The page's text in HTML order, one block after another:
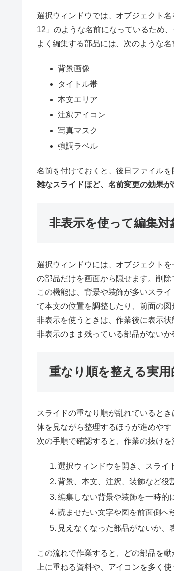
選択ウィンドウでは、オブジェクト
12」のような名前になっているため
よく編集する部品には、次のような
背景画像
タイトル帯
本文エリア
注釈アイコン
写真マスク
強調ラベル
名前を付けておくと、後日ファイル
雑なスライドほど、名前変更の効果が
非表示を使って編集対
選択ウィンドウには、オブジェクト
の部品だけを画面から隠せます。削
この機能は、背景や装飾が多いスラ
て本文の位置を調整したり、前面の
非表示を使うときは、作業後に表示
非表示のまま残っている部品がない
重なり順を整える実用
スライドの重なり順が乱れていると
体を見ながら整理するほうが進めやす
次の手順で確認すると、作業の抜けを
選択ウィンドウを開き、スライ
背景、本文、注釈、装飾など役
編集しない背景や装飾を一時的
読ませたい文字や図を前面側へ
見えなくなった部品がないか、
この流れで作業すると、どの部品を
上に重ねる資料や、アイコンを多く